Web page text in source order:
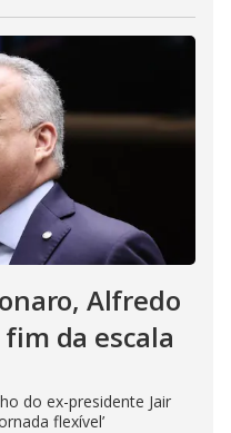
Alfredo
da escala
do ex-presidente Jair
flexível’